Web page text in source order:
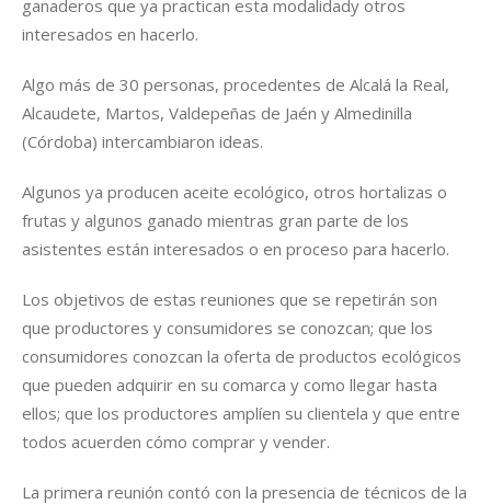
ganaderos que ya practican esta modalidady otros
interesados en hacerlo.
Algo más de 30 personas, procedentes de Alcalá la Real,
Alcaudete, Martos, Valdepeñas de Jaén y Almedinilla
(Córdoba) intercambiaron ideas.
Algunos ya producen aceite ecológico, otros hortalizas o
frutas y algunos ganado mientras gran parte de los
asistentes están interesados o en proceso para hacerlo.
Los objetivos de estas reuniones que se repetirán son
que productores y consumidores se conozcan; que los
consumidores conozcan la oferta de productos ecológicos
que pueden adquirir en su comarca y como llegar hasta
ellos; que los productores amplíen su clientela y que entre
todos acuerden cómo comprar y vender.
La primera reunión contó con la presencia de técnicos de la